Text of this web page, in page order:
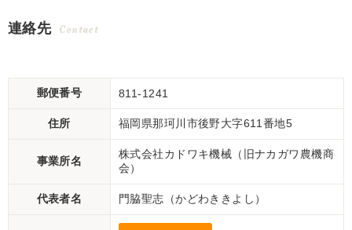
連絡先 Contact
郵便番号 811-1241
住所 福岡県那珂川市後野大字611番地5
事業所名
株式会社カドワキ機械（旧ナカガワ農機商
会）
代表者名 門脇聖志（かどわききよし）